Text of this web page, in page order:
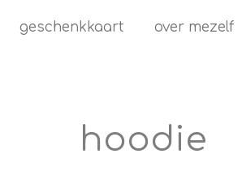
geschenkkaart over mezelf
hoodie